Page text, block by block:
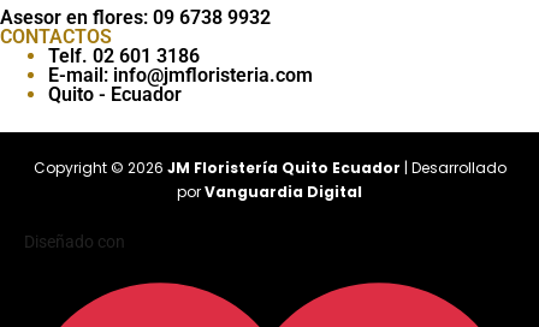
Asesor en flores: 09 6738 9932
CONTACTOS
Telf. 02 601 3186
E-mail: info@jmfloristeria.com
Quito - Ecuador
Copyright © 2026 JM Floristería Quito Ecuador | Desarrollado
porVanguardia Digital
Diseñado con